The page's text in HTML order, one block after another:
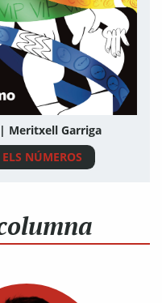
Meritxell Garriga
NÚMEROS